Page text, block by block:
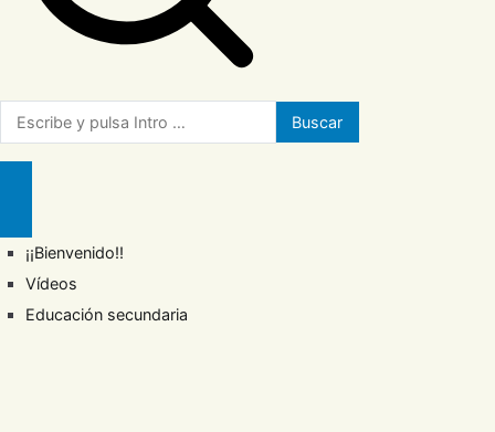
Buscar:
¡¡Bienvenido!!
Vídeos
Educación secundaria